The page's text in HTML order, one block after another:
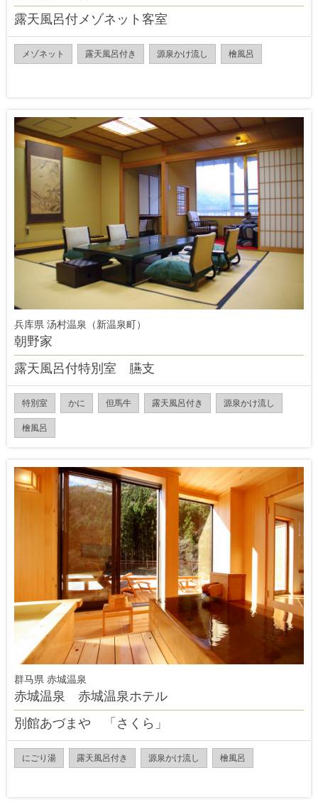
露天風呂付メゾネット客室
メゾネット 露天風呂付き 源泉かけ流し 檜風呂
兵库県 汤村温泉（新温泉町）
朝野家
露天風呂付特別室 臙支
特別室 かに 但馬牛 露天風呂付き 源泉かけ流し
檜風呂
群马県 赤城温泉
赤城温泉 赤城温泉ホテル
別館あづまや 「さくら」
にごり湯 露天風呂付き 源泉かけ流し 檜風呂